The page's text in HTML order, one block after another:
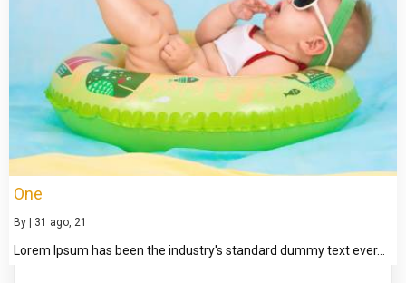
One
By 31 ago, 21
Lorem Ipsum has been the industry's standard dummy text ever…